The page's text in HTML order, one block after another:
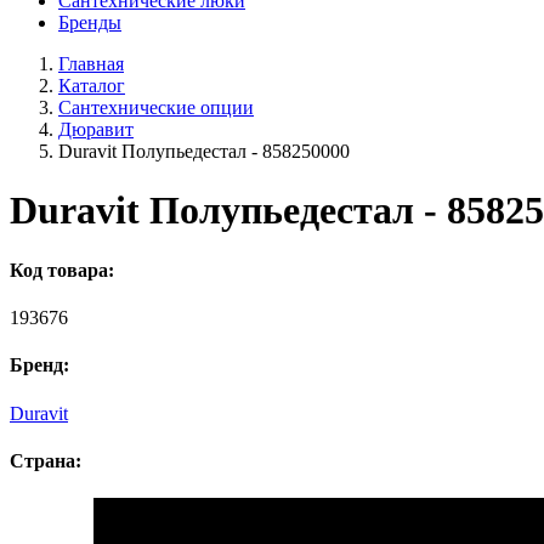
Бренды
Главная
Каталог
Сантехнические опции
Дюравит
Duravit Полупьедестал - 858250000
Duravit Полупьедестал -
Код товара:
193676
Бренд:
Duravit
Страна: